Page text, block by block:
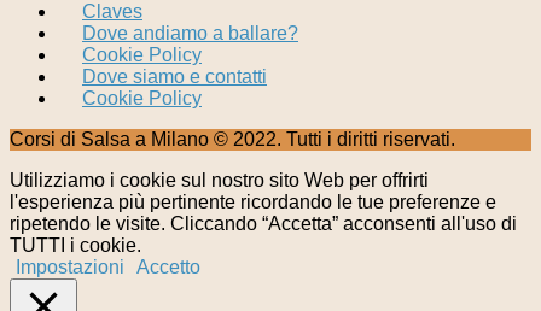
Claves
Dove andiamo a ballare?
Cookie Policy
Dove siamo e contatti
Cookie Policy
Corsi di Salsa a Milano © 2022. Tutti i diritti riservati.
Utilizziamo i cookie sul nostro sito Web per offrirti
l'esperienza più pertinente ricordando le tue preferenze e
ripetendo le visite. Cliccando “Accetta” acconsenti all'uso di
TUTTI i cookie.
Impostazioni
Accetto